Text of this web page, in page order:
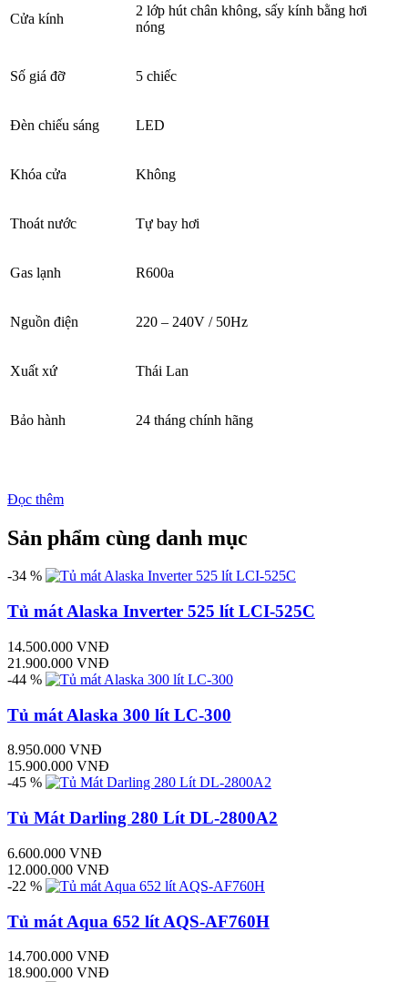
Cửa kính
2 lớp hút chân không, sấy kính bằng hơi
nóng
Số giá đỡ 5 chiếc
Đèn chiếu sáng LED
Khóa cửa Không
Thoát nước Tự bay hơi
Gas lạnh R600a
Nguồn điện 220 – 240V / 50Hz
Xuất xứ Thái Lan
Bảo hành 24 tháng chính hãng
Đọc thêm
Sản phẩm cùng danh mục
-34 %
Tủ mát Alaska Inverter 525 lít LCI-525C
14.500.000 VNĐ
21.900.000 VNĐ
-44 %
Tủ mát Alaska 300 lít LC-300
8.950.000 VNĐ
15.900.000 VNĐ
-45 %
Tủ Mát Darling 280 Lít DL-2800A2
6.600.000 VNĐ
12.000.000 VNĐ
-22 %
Tủ mát Aqua 652 lít AQS-AF760H
14.700.000 VNĐ
18.900.000 VNĐ